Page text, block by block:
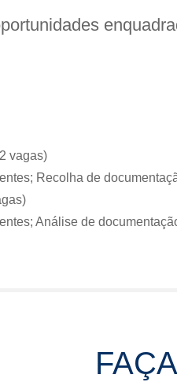
vagas)
Recolha de
Análise de